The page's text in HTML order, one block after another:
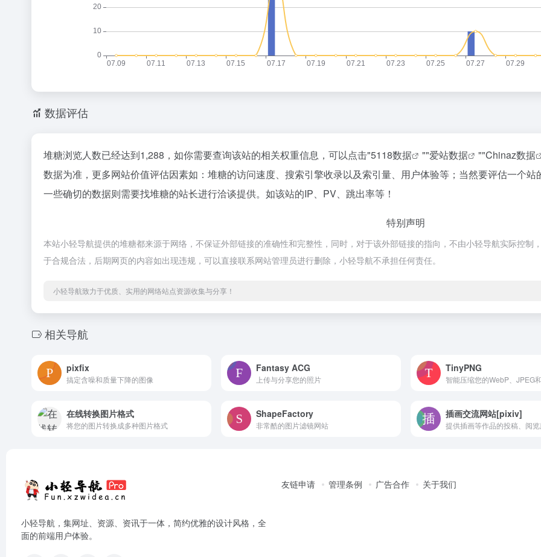
数据评估
堆糖浏览人数已经达到1,288，如你需要查询该站的相关权重信息，可以点击"5118数据 ""爱站数据 ""Chinaz数据
数据为准，更多网站价值评估因素如：堆糖的访问速度、搜索引擎收录以及索引量、用户体验等；当然要评估一个
一些确切的数据则需要找堆糖的站长进行洽谈提供。如该站的IP、PV、跳出率等！
特别声明
本站小轻导航提供的堆糖都来源于网络，不保证外部链接的准确性和完整性，同时，对于该外部链接的指向，不由小轻导航实际控
于合规合法，后期网页的内容如出现违规，可以直接联系网站管理员进行删除，小轻导航不承担任何责任。
小轻导航致力于优质、实用的网络站点资源收集与分享！
相关导航
pixfix
搞定含噪和质量下降的图像
Fantasy ACG
上传与分享您的照片
TinyPNG
智能压缩您的WebP、JPEG
在线转换图片格式
将您的图片转换成多种图片格式
ShapeFactory
非常酷的图片滤镜网站
插画交流网站[pixiv]
提供插画等作品的投稿、阅
小轻导航，集网址、资源、资讯于一体，简约优雅的设计风格，全
面的前端用户体验。
友链申请 管理条例 广告合作 关于我们